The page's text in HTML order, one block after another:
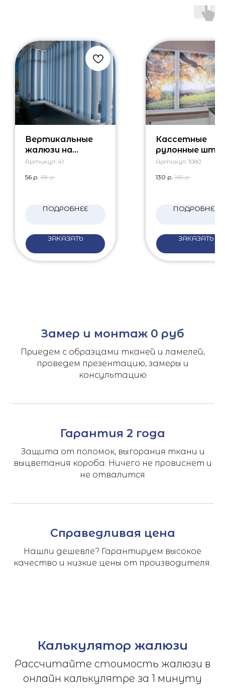
Вертикальные
жалюзи на
балкон
Артикул: 41
56 р. 68 р.
ПОДРОБНЕЕ
ЗАКАЗАТЬ
Кассетные
рулонные
с
Артикул: 1080
130 р. 165 р.
ПОДРОБНЕЕ
ЗАКАЗАТЬ
Замер и монтаж 0 руб
Приедем с образцами тканей и ламелей,
проведем презентацию, замеры и
консультацию
Гарантия 2 года
Защита от поломок, выгорания ткани и
выцветания короба. Ничего не провиснет и
не отвалится
Справедливая цена
Нашли дешевле? Гарантируем высокое
качество и низкие цены от производителя.
Калькулятор жалюзи
Рассчитайте стоимость жалюзи в
онлайн калькулятре за 1 минуту